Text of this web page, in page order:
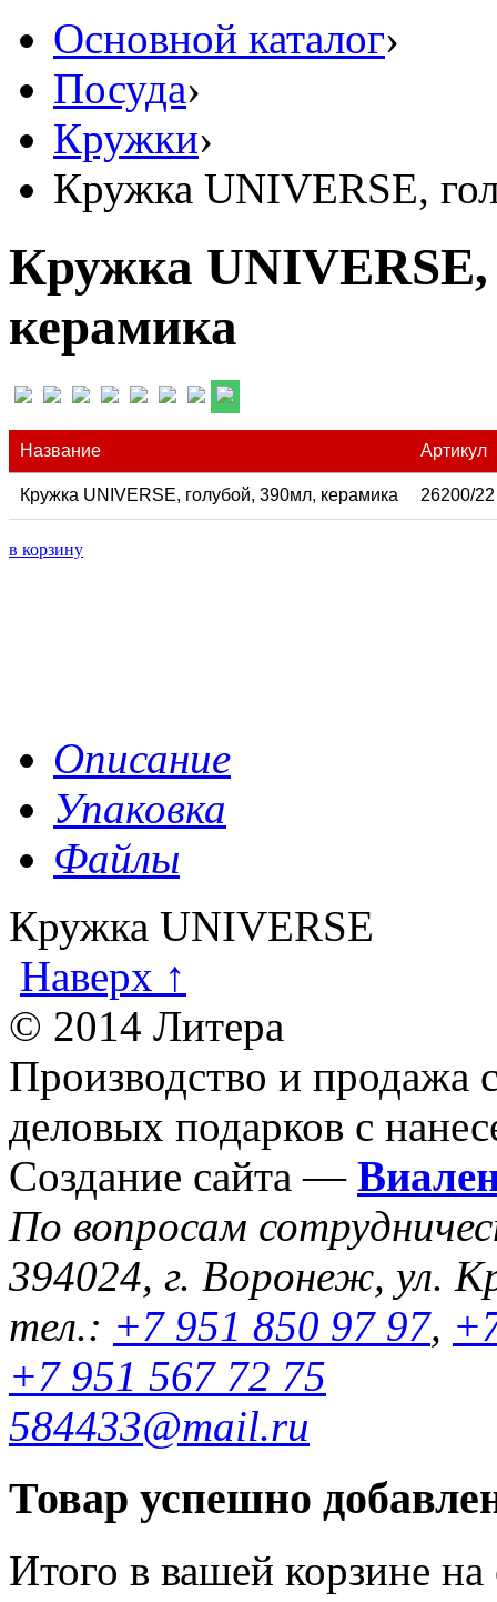
Основной каталог›
Посуда›
Кружки›
Кружка UNIVERSE,
Кружка UNIVERSE,
керамика
Название Артикул
Кружка UNIVERSE, голубой, 390мл, керамика 26200/22
в корзину
Описание
Упаковка
Файлы
Кружка UNIVERSE
Наверх ↑
© 2014 Литера
Производство и продажа
деловых подарков с
Создание сайта —
По вопросам
394024, г. Воронеж, ул.
тел.: +7 951 850 97 97,
+7 951 567 72 75
584433@mail.ru
Товар успешно
Итого в вашей корзине